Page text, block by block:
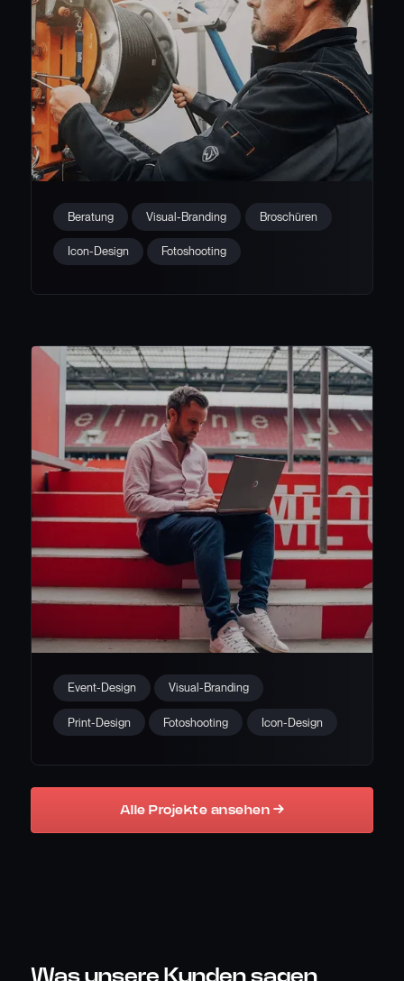
Beratung & Branding für Karo
Beratung Visual-Branding Broschüren
Icon-Design Fotoshooting
Branding & Event-Design – zwo
zwo eins
Event-Design Visual-Branding
Print-Design Fotoshooting Icon-Design
Alle Projekte ansehen →
Was unsere Kundensagen